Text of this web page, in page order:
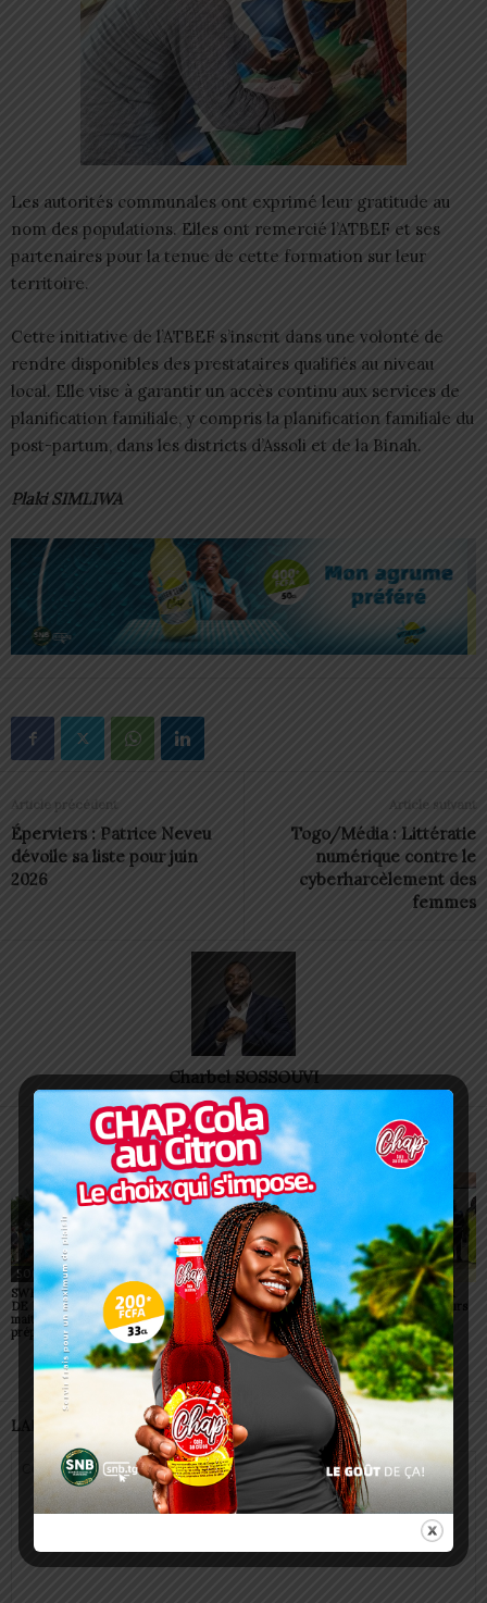
Les autorités communales ont exprimé leur gratitude au
nom des populations. Elles ont remercié l’ATBEF et ses
partenaires pour la tenue de cette formation sur leur
territoire.
Cette initiative de l’ATBEF s’inscrit dans une volonté de
rendre disponibles des prestataires qualifiés au niveau
local. Elle vise à garantir un accès continu aux services de
planification familiale, y compris la planification familiale du
post-partum, dans les districts d’Assoli et de la Binah.
Plaki SIMLIWA
Article précédent
Éperviers : Patrice Neveu
dévoile sa liste pour juin
2026
Article suivant
Togo/Média : Littératie
numérique contre le
cyberharcèlement des
femmes
Charbel SOSSOUVI
ARTICLES CONNEXES PLUS DE L'AUTEUR
SOCIÉTÉ
SWEDD+ Togo / ECOLE
DE LA CHANCE : les
maitres-artisans se
préparent à transmettre
SOCIÉTÉ
Glory Night 2026: Sonnie
Badu fait chanter des
milliers de personnes à
Lomé
SOCIÉTÉ
Vogan : AGRI-ESPOIR
récompense les meilleurs
talents
LAISSER UN COMMENTAIRE